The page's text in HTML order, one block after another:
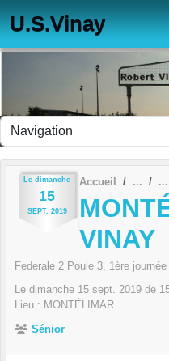
U.S.Vinay
Le dimanche
15
SEPT. 2019
Accueil
VINAY
Federale 2 Poule 3, 1ère journée
Le dimanche 15 sept. 2019 de
Lieu : MONTÉLIMAR
Sénior